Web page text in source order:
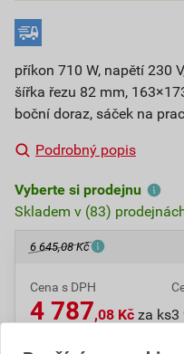
příkon 710 W, napětí 230
šířka řezu 82 mm,
boční doraz, sáček na
Podrobný popis
Vyberte si prodejnu
Skladem v (83)
6 645,08 Kč
Cena s DPH
4 787,08 Kč za ks3